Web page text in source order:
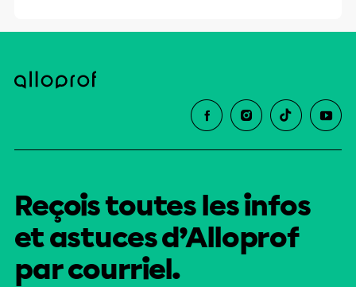
Reçois toutes les infos
et astuces d’Alloprof
par courriel.